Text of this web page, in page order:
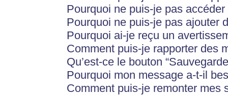
Pourquoi ne puis-je pas
Pourquoi ne puis-je pas ajouter
Pourquoi ai-je reçu un
Comment puis-je rapporter des
Qu’est-ce le bouton
Pourquoi mon message a-t-il
Comment puis-je remonter mes